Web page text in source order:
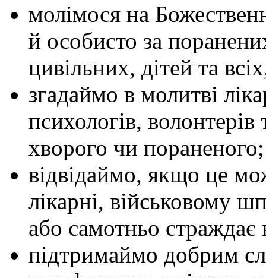
молімося на
й особисто за
цивільних, дітей та
згадаймо в молитві
психологів,
хворого чи пораненого;
відвідаймо, якщо це
лікарні, військовому
або самотньо страждає
підтримаймо добрим